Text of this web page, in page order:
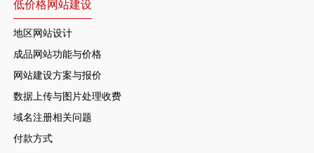
低价格网站建设
地区网站设计
成品网站功能与价格
网站建设方案与报价
数据上传与图片处理收费
域名注册相关问题
付款方式